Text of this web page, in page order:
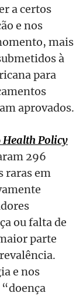
a certos
e nos
mais
à
para
aprovados.
Health Policy
296
raras em
ou falta de
parte
e nos